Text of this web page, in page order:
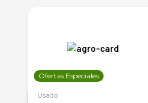
Ofertas Especiales
Usado